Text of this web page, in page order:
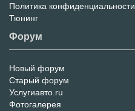
Политика конфиденциальности
Тюнинг
Форум
Форум
Новый форум
Старый форум
Услугиавто.ru
Фотогалерея